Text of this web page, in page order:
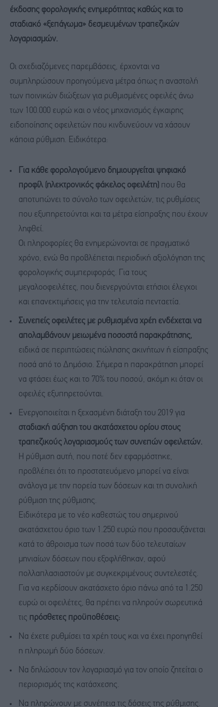
έκδοσης φορολογικής ενημερότητας καθώς και το
σταδιακό «ξεπάγωμα» δεσμευμένων τραπεζικών
λογαριασμών.
Οι σχεδιαζόμενες παρεμβάσεις, έρχονται να
συμπληρώσουν προηγούμενα μέτρα όπως η αναστολή
των ποινικών διώξεων για ρυθμισμένες οφειλές άνω
των 100.000 ευρώ και ο νέος μηχανισμός έγκαιρης
ειδοποίησης οφειλετών που κινδυνεύουν να χάσουν
κάποια ρύθμιση. Ειδικότερα:
Για κάθε φορολογούμενο δημιουργείται ψηφιακό
προφίλ (ηλεκτρονικός φάκελος οφειλέτη) που θα
αποτυπώνει το σύνολο των οφειλετών, τις ρυθμίσεις
που εξυπηρετούνται και τα μέτρα είσπραξης που έχουν
ληφθεί.
Οι πληροφορίες θα ενημερώνονται σε πραγματικό
χρόνο, ενώ θα προβλέπεται περιοδική αξιολόγηση της
φορολογικής συμπεριφοράς. Για τους
μεγαλοοφειλέτες, που διενεργούνται ετήσιοι έλεγχοι
και επανεκτιμήσεις για την τελευταία πενταετία.
Συνεπείς οφειλέτες με ρυθμισμένα χρέη ενδέχεται να
απολαμβάνουν μειωμένα ποσοστά παρακράτησης,
ειδικά σε περιπτώσεις πώλησης ακινήτων ή είσπραξης
ποσά από το Δημόσιο. Σήμερα η παρακράτηση μπορεί
να φτάσει έως και το 70% του ποσού, ακόμη κι όταν οι
οφειλές εξυπηρετούνται.
Ενεργοποιείται η ξεχασμένη διάταξη του 2019 για
σταδιακή αύξηση του ακατάσχετου ορίου στους
τραπεζικούς λογαριασμούς των συνεπών οφειλετών.
Η ρύθμιση αυτή, που ποτέ δεν εφαρμόστηκε,
προβλέπει ότι το προστατευόμενο μπορεί να είναι
ανάλογα με την πορεία των δόσεων και τη συνολική
ρύθμιση της ρύθμισης.
Ειδικότερα με το νέο καθεστώς του σημερινού
ακατάσχετου όριο των 1.250 ευρώ που προσαυξάνεται
κατά το άθροισμα των ποσά των δύο τελευταίων
μηνιαίων δόσεων που εξοφλήθηκαν, αφού
πολλαπλασιαστούν με συγκεκριμένους συντελεστές.
Για να κερδίσουν ακατάσχετο όριο πάνω από τα 1.250
ευρώ οι οφειλέτες, θα πρέπει να πληρούν σωρευτικά
τις πρόσθετες προϋποθέσεις:
Να έχετε ρυθμίσει τα χρέη τους και να έχει προηγηθεί
η πληρωμή δύο δόσεων.
Να δηλώσουν τον λογαριασμό για τον οποίο ζητείται ο
περιορισμός της κατάσχεσης.
Να πληρώνουν με συνέπεια τις δόσεις της ρύθμισης.